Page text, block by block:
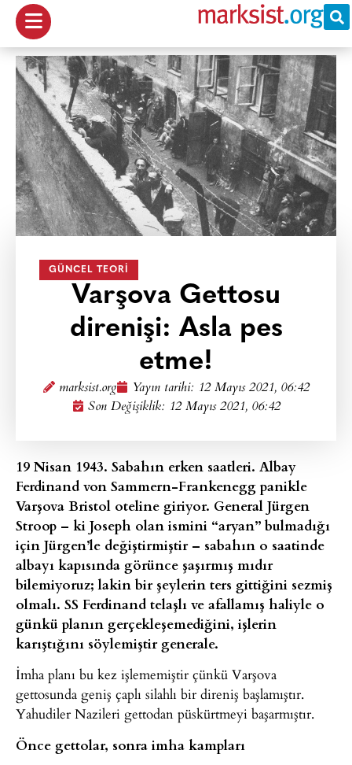
GÜNCEL TEORI
Varşova Gettosu
direnişi: Asla pes
etme!
marksist.org Yayın tarihi: 12 Mayıs 2021, 06:42
Son Değişiklik: 12 Mayıs 2021, 06:42
19 Nisan 1943. Sabahın erken saatleri. Albay
Ferdinand von Sammern-Frankenegg panikle
Varşova Bristol oteline giriyor. General Jürgen
Stroop – ki Joseph olan ismini “aryan” bulmadığı
için Jürgen’le değiştirmiştir – sabahın o saatinde
albayı kapısında görünce şaşırmış mıdır
bilemiyoruz; lakin bir şeylerin ters gittiğini sezmiş
olmalı. SS Ferdinand telaşlı ve afallamış haliyle o
günkü planın gerçekleşemediğini, işlerin
karıştığını söylemiştir generale.
İmha planı bu kez işlememiştir çünkü Varşova
gettosunda geniş çaplı silahlı bir direniş başlamıştır.
Yahudiler Nazileri gettodan püskürtmeyi başarmıştır.
Önce gettolar, sonra imha kampları